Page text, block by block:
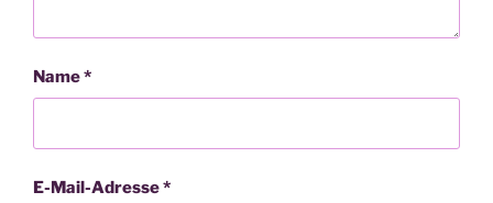
Name*
E-Mail-Adresse*